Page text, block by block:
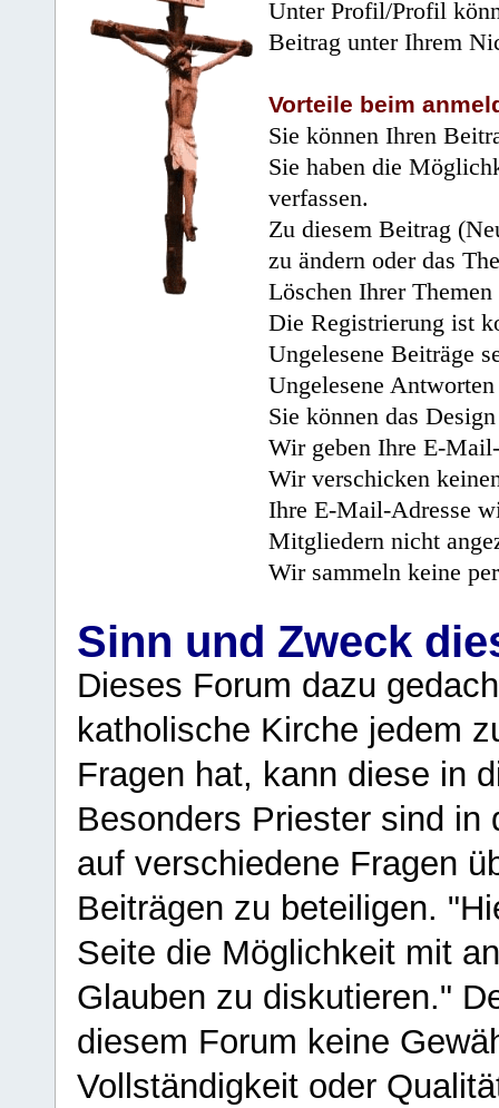
Unter Profil/Profil
Beitrag unter Ihrem
Vorteile beim
Sie können Ihren
Sie haben die
verfassen.
Zu diesem Beitrag
zu ändern oder das
Löschen Ihrer
Die Registrierung ist
Ungelesene Beiträge
Ungelesene
Sie können das
Wir geben Ihre E-
Wir verschicken
Ihre E-Mail-Adresse
Mitgliedern nicht
Wir sammeln keine
Sinn und Zweck
Dieses Forum dazu
katholische Kirche jedem
Fragen hat, kann diese in
Besonders Priester sind in
auf verschiedene Fragen
Beiträgen zu beteiligen.
Seite die Möglichkeit mit
Glauben zu diskutieren."
diesem Forum keine
Vollständigkeit oder